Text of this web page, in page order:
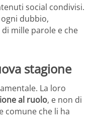
social condivisi.
dubbio,
mille parole e che
stagione
La loro
al ruolo, e non di
comune che li ha